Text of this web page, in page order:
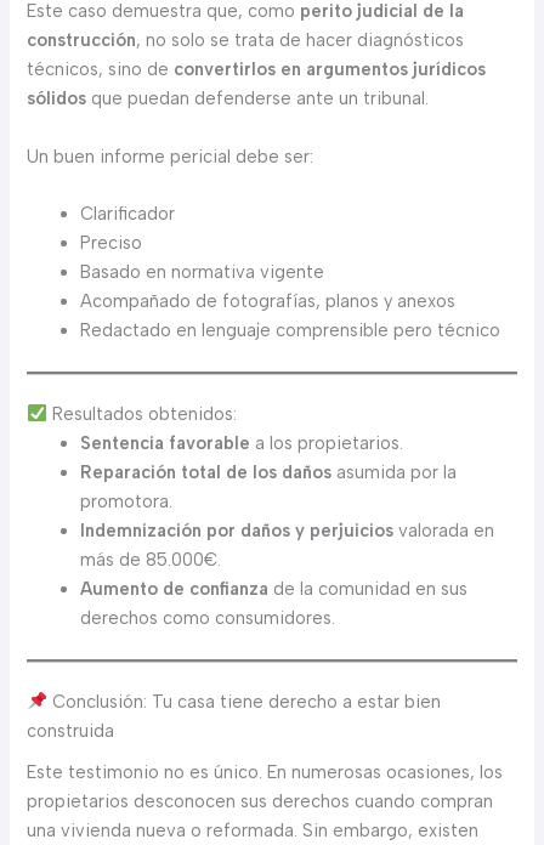
Este caso demuestra que, como perito judicial de la
construcción, no solo se trata de hacer diagnósticos
técnicos, sino de convertirlos en argumentos jurídicos
sólidos que puedan defenderse ante un tribunal.
Un buen informe pericial debe ser:
Clarificador
Preciso
Basado en normativa vigente
Acompañado de fotografías, planos y anexos
Redactado en lenguaje comprensible pero técnico
Resultados obtenidos:
Sentencia favorable a los propietarios.
Reparación total de los daños asumida por la
promotora.
Indemnización por daños y perjuicios valorada en
más de 85.000€.
Aumento de confianza de la comunidad en sus
derechos como consumidores.
Conclusión: Tu casa tiene derecho a estar bien
construida
Este testimonio no es único. En numerosas ocasiones, los
propietarios desconocen sus derechos cuando compran
una vivienda nueva o reformada. Sin embargo, existen